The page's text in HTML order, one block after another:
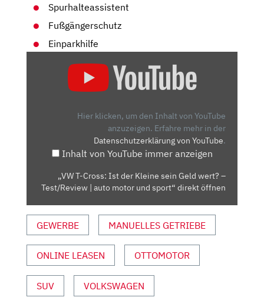
Spurhalteassistent
Fußgängerschutz
Einparkhilfe
|
AUTO
UND
SPORT“
VON
YOUTUBE
Hier klicken, um den Inhalt von YouTube
anzuzeigen. Erfahre mehr in der
Datenschutzerklärung von YouTube.
Inhalt von YouTube immer anzeigen
„VW T-Cross: Ist der Kleine sein Geld wert? –
Test/Review | auto motor und sport“ direkt öffnen
GEWERBE MANUELLES GETRIEBE
ONLINE LEASEN OTTOMOTOR
SUV VOLKSWAGEN